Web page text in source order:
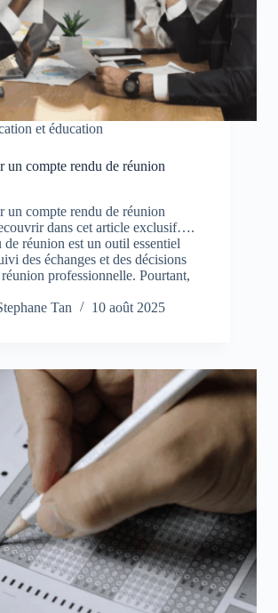
et éducation
un compte rendu de réunion
un compte rendu de réunion
dans cet article exclusif….
réunion est un outil essentiel
des échanges et des décisions
professionnelle. Pourtant,
Tan
10 août 2025